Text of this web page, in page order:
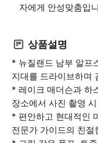
자에게 안성맞춤입
상품설명
* 뉴질랜드 남부 알프
지대를 드라이브하며
* 레이크 매더슨과 하
장소에서 사진 촬영
* 편안하고 현대적인
전문가 가이드의 친절